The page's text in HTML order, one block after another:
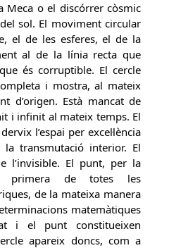
Meca o el discórrer còsmic
sol. El moviment circular
el de les esferes, el de la
al de la línia recta que
és corruptible. El cercle
i mostra, al mateix
d’origen. Està mancat de
i infinit al mateix temps. El
l’espai per excel·lència
transmutació interior. El
l’invisible. El punt, per la
primera de totes les
de la mateixa manera
matemàtiques
i el punt constitueixen
apareix doncs, com a